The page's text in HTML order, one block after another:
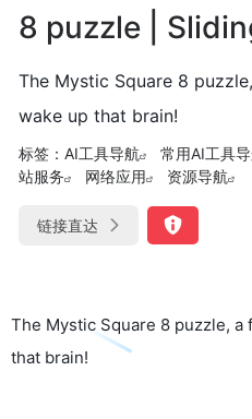
8 puzzle |
The Mystic Square 8
wake up that brain!
标签： AI工具导航 常用AI工具
站服务
网络应用 资源导航
链接直达
The Mystic Square 8 puzzle,
that brain!